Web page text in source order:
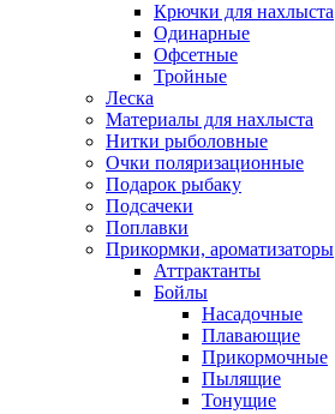
Крючки для нахлыста
Одинарные
Офсетные
Тройные
Леска
Материалы для нахлыста
Нитки рыболовные
Очки поляризационные
Подарок рыбаку
Подсачеки
Поплавки
Прикормки, ароматизаторы
Аттрактанты
Бойлы
Насадочные
Плавающие
Прикормочные
Пылящие
Тонущие